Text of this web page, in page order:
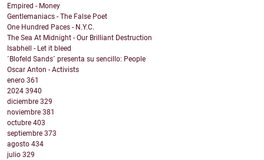
Empired - Money
Gentlemaniacs - The False Poet
One Hundred Paces - N.Y.C.
The Sea At Midnight - Our Brilliant Destruction
Isabhell - Let it bleed
´Blofeld Sands´ presenta su sencillo: People
Oscar Anton - Activists
enero 361
2024 3940
diciembre 329
noviembre 381
octubre 403
septiembre 373
agosto 434
julio 329